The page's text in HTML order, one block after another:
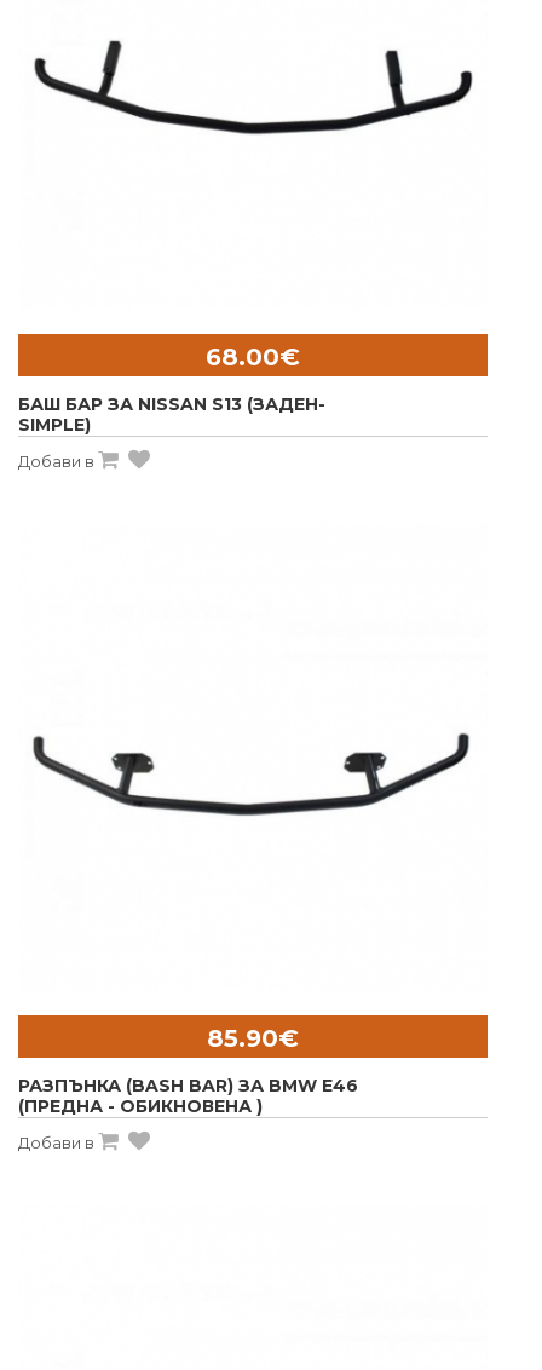
БАШ БАР ЗА NISSAN S13 (ЗАДЕН-
SIMPLE)
68.00€
Добави в
РАЗПЪНКА (BASH BAR) ЗА BMW E46
(ПРЕДНА - ОБИКНОВЕНА )
85.90€
Добави в